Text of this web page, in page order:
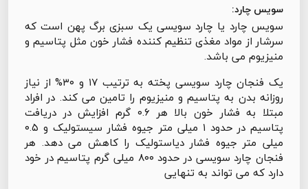
سویس چارد:
سویس چارد یا چارد سویسی یک سبزی برگ پهن است که
سرشار از مواد مغذی تنظیم کننده فشار خون مثل پتاسیم و
منیزیوم می باشد.
یک فنجان چارد سویسی پخته به ترتیب ۱۷ و ۳۰% از نیاز
روزانه بدن به پتاسیم و منیزیوم را تامین می کند. در افراد
مبتلا به فشار خون بالا هر ۰.۶ گرم افزایش در دریافت
پتاسیم در حدود ۱ میلی متر جیوه فشار سیستولیک و ۰.۵
میلی متر جیوه فشار دیاستولیک را کاهش می دهد. هر
فنجان چارد سویسی در حدود ۸۰۰ میلی گرم پتاسیم در خود
دارد که می تواند به تنهایی